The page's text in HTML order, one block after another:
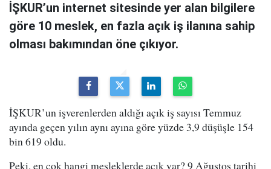
İŞKUR’un internet sitesinde yer alan bilgilere
göre 10 meslek, en fazla açık iş ilanına sahip
olması bakımından öne çıkıyor.
İŞKUR’un işverenlerden aldığı açık iş sayısı Temmuz
ayında geçen yılın aynı ayına göre yüzde 3,9 düşüşle 154
bin 619 oldu.
Peki, en çok hangi mesleklerde açık var? 9 Ağustos tarihi